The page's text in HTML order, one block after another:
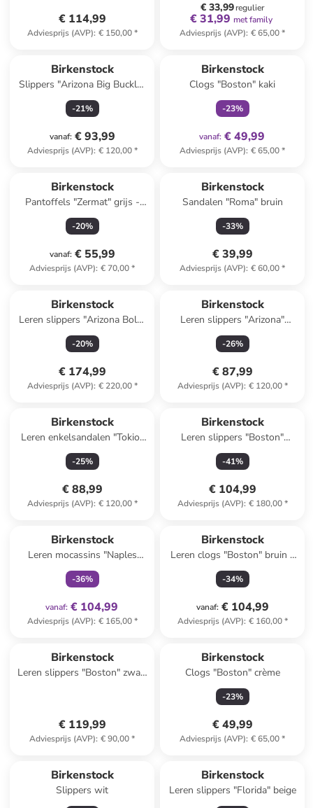
€ 114,99
Adviesprijs (AVP): € 150,00*
€ 33,99regulier
€ 31,99 met family
Adviesprijs (AVP): € 65,00*
Birkenstock
Slippers "Arizona Big Buckle"
wit
-21%
vanaf: € 93,99
Adviesprijs (AVP): € 120,00*
Birkenstock
Clogs "Boston" kaki
-23%
vanaf: € 49,99
Adviesprijs (AVP): € 65,00*
Birkenstock
Pantoffels "Zermat" grijs -
wijdte S
-20%
vanaf: € 55,99
Adviesprijs (AVP): € 70,00*
Birkenstock
Sandalen "Roma" bruin
-33%
€ 39,99
Adviesprijs (AVP): € 60,00*
Birkenstock
Leren slippers "Arizona Bold"
bruin
-20%
€ 174,99
Adviesprijs (AVP): € 220,00*
Birkenstock
Leren slippers "Arizona"
lichtbruin
-26%
€ 87,99
Adviesprijs (AVP): € 120,00*
Birkenstock
Leren enkelsandalen "Tokio"
zwart
-25%
€ 88,99
Adviesprijs (AVP): € 120,00*
Birkenstock
Leren slippers "Boston"
lichtbruin - wijdte S
-41%
€ 104,99
Adviesprijs (AVP): € 180,00*
Birkenstock
Leren mocassins "Naples
Wrapped" lichtroze
-36%
vanaf: € 104,99
Adviesprijs (AVP): € 165,00*
Birkenstock
Leren clogs "Boston" bruin -
wijdte S
-34%
vanaf: € 104,99
Adviesprijs (AVP): € 160,00*
Birkenstock
Leren slippers "Boston" zwart
€ 119,99
Adviesprijs (AVP): € 90,00*
Birkenstock
Clogs "Boston" crème
-23%
€ 49,99
Adviesprijs (AVP): € 65,00*
Birkenstock
Slippers wit
Birkenstock
Leren slippers "Florida" beige